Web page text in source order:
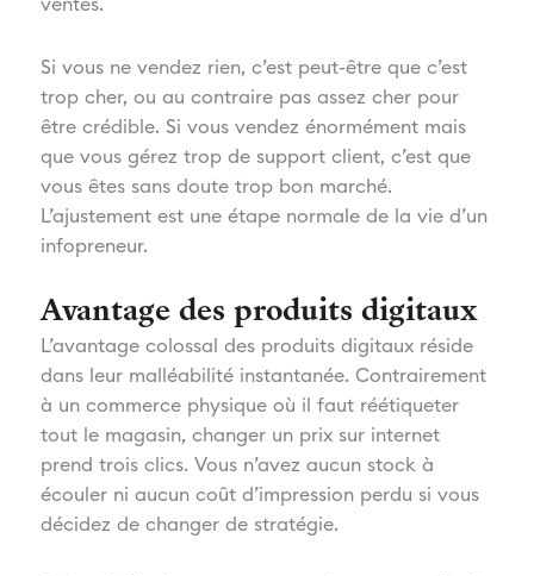
ventes.
Si vous ne vendez rien, c’est peut-être que c’est
trop cher, ou au contraire pas assez cher pour
être crédible. Si vous vendez énormément mais
que vous gérez trop de support client, c’est que
vous êtes sans doute trop bon marché.
L’ajustement est une étape normale de la vie d’un
infopreneur.
Avantage des produits digitaux
L’avantage colossal des produits digitaux réside
dans leur malléabilité instantanée. Contrairement
à un commerce physique où il faut réétiqueter
tout le magasin, changer un prix sur internet
prend trois clics. Vous n’avez aucun stock à
écouler ni aucun coût d’impression perdu si vous
décidez de changer de stratégie.